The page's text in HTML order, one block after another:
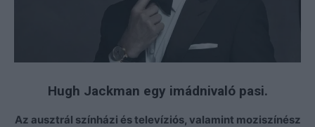
Hugh Jackman egy imádnivaló pasi.
Az ausztrál színházi és televíziós, valamint moziszínész